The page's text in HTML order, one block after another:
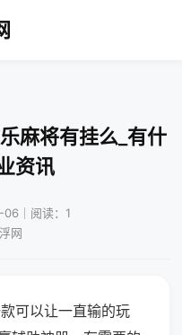
麻将有挂么_有什
资讯
｜阅读：1
网
可以让一直输的玩